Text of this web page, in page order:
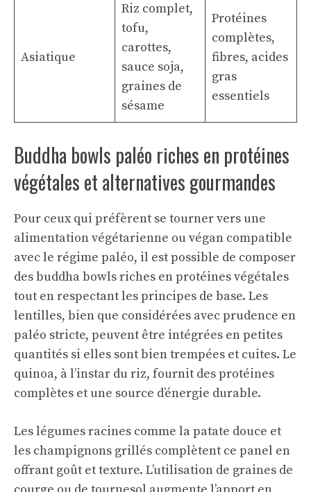
Asiatique
Riz complet,
tofu,
carottes,
sauce soja,
graines de
sésame
Protéines
complètes,
fibres, acides
gras
essentiels
Buddha bowls paléo riches en protéines
végétales et alternatives gourmandes
Pour ceux qui préfèrent se tourner vers une
alimentation végétarienne ou végan compatible
avec le régime paléo, il est possible de composer
des buddha bowls riches en protéines végétales
tout en respectant les principes de base. Les
lentilles, bien que considérées avec prudence en
paléo stricte, peuvent être intégrées en petites
quantités si elles sont bien trempées et cuites. Le
quinoa, à l’instar du riz, fournit des protéines
complètes et une source d’énergie durable.
Les légumes racines comme la patate douce et
les champignons grillés complètent ce panel en
offrant goût et texture. L’utilisation de graines de